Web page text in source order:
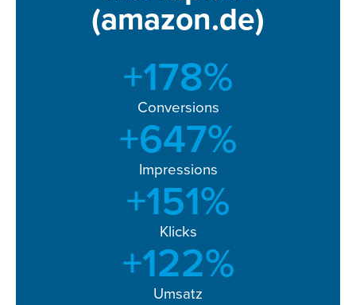
(amazon.de)
Conversions
+178%
Impressions
+647%
Klicks
+152%
Umsatz
+137%